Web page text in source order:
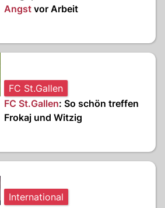
Angst vor Arbeit
FC St.Gallen
FC St.Gallen: So schön treffen
Frokaj und Witzig
International